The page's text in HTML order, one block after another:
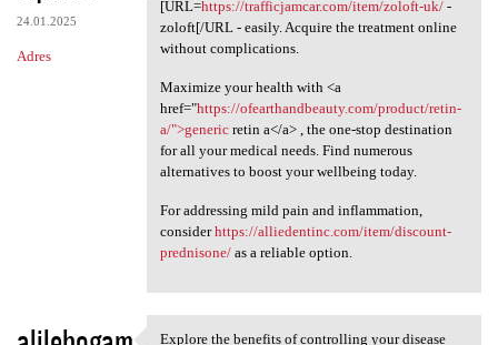
24.01.2025
Adres
[URL=https://trafficjamcar.com/item/zoloft-uk/-
zoloft[/URL - easily. Acquire the treatment online
without complications.
Maximize your health with <a
href="https://ofearthandbeauty.com/product/retin-
a/">genericretin a</a> , the one-stop destination
for all your medical needs. Find numerous
alternatives to boost your wellbeing today.
For addressing mild pain and inflammation,
considerhttps://alliedentinc.com/item/discount-
prednisone/as a reliable option.
Explore the benefits of controlling your disease